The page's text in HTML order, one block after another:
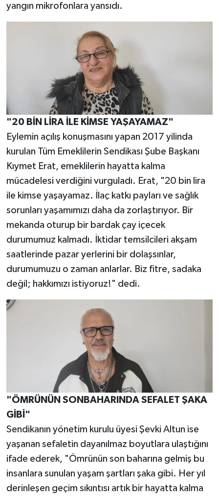
yangın mikrofonlara yansıdı.
​"20 BİN LİRA İLE KİMSE YAŞAYAMAZ"
​Eylemin açılış konuşmasını yapan 2017 yilinda
kurulan Tüm Emeklilerin Sendikası Şube Başkanı
Kıymet Erat, emeklilerin hayatta kalma
mücadelesi verdiğini vurguladı. Erat, "20 bin lira
ile kimse yaşayamaz. İlaç katkı payları ve sağlık
sorunları yaşamımızı daha da zorlaştırıyor. Bir
mekanda oturup bir bardak çay içecek
durumumuz kalmadı. İktidar temsilcileri akşam
saatlerinde pazar yerlerini bir dolaşsınlar,
durumumuzu o zaman anlarlar. Biz fitre, sadaka
değil; hakkımızı istiyoruz!" dedi.
​"ÖMRÜNÜN SONBAHARINDA SEFALET ŞAKA
GİBİ"
​Sendikanın yönetim kurulu üyesi Şevki Altun ise
yaşanan sefaletin dayanılmaz boyutlara ulaştığını
ifade ederek, "Ömrünün son baharına gelmiş bu
insanlara sunulan yaşam şartları şaka gibi. Her yıl
derinleşen geçim sıkıntısı artık bir hayatta kalma